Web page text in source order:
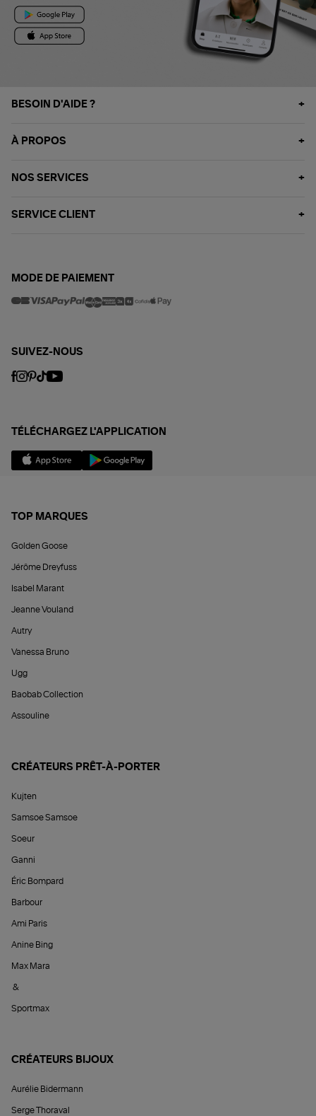
BESOIN D'AIDE ?
À PROPOS
NOS SERVICES
SERVICE CLIENT
MODE DE PAIEMENT
SUIVEZ-NOUS
TÉLÉCHARGEZ L'APPLICATION
TOP MARQUES
Golden Goose
Jérôme Dreyfuss
Isabel Marant
Jeanne Vouland
Autry
Vanessa Bruno
Ugg
Baobab Collection
Assouline
CRÉATEURS PRÊT-À-PORTER
Kujten
Samsoe Samsoe
Soeur
Ganni
Éric Bompard
Barbour
Ami Paris
Anine Bing
Max Mara
&
Sportmax
CRÉATEURS BIJOUX
Aurélie Bidermann
Serge Thoraval